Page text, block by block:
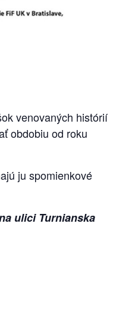
venovaných histórií
obdobiu od roku
ju spomienkové
ulici Turnianska